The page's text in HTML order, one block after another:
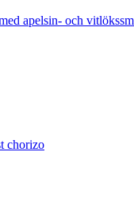
apelsin- och
chorizo